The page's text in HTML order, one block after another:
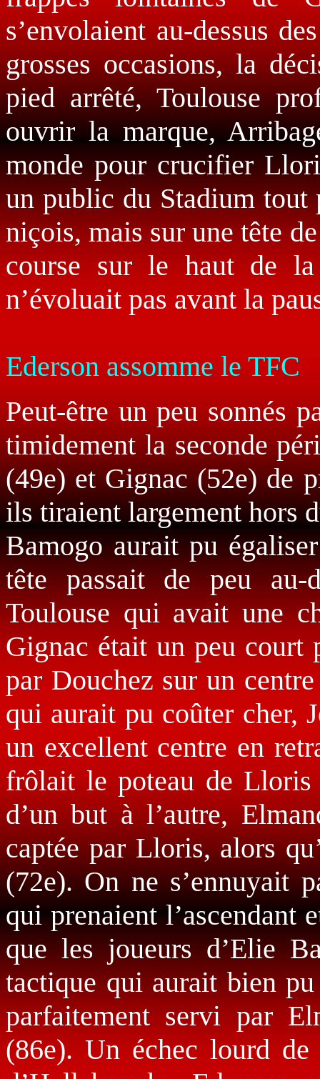
s’envolaient au-dessus
grosses occasions, la
pied arrêté, Toulouse
ouvrir la marque,
monde pour crucifier
un public du Stadium tout
niçois, mais sur une tête
course sur le haut de
n’évoluait pas avant la
Ederson assomme le TFC
Peut-être un peu sonnés
timidement la seconde
(49e) et Gignac (52e) de
ils tiraient largement hors
Bamogo aurait pu
tête passait de peu au-
Toulouse qui avait une
Gignac était un peu court
par Douchez sur un
qui aurait pu coûter cher,
un excellent centre en
frôlait le poteau de
d’un but à l’autre,
captée par Lloris, alors
(72e). On ne s’ennuyait
qui prenaient l’ascendant
que les joueurs d’Elie
tactique qui aurait bien
parfaitement servi par
(86e). Un échec lourd de